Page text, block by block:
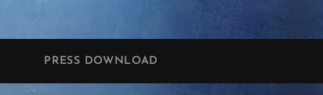
PRESS DOWNLOAD